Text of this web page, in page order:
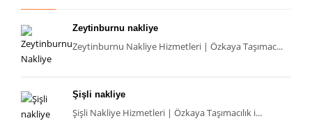
Zeytinburnu nakliye
Zeytinburnu Nakliye Hizmetleri | Özkaya Taşımac...
Şişli nakliye
Şişli Nakliye Hizmetleri | Özkaya Taşımacılık i...